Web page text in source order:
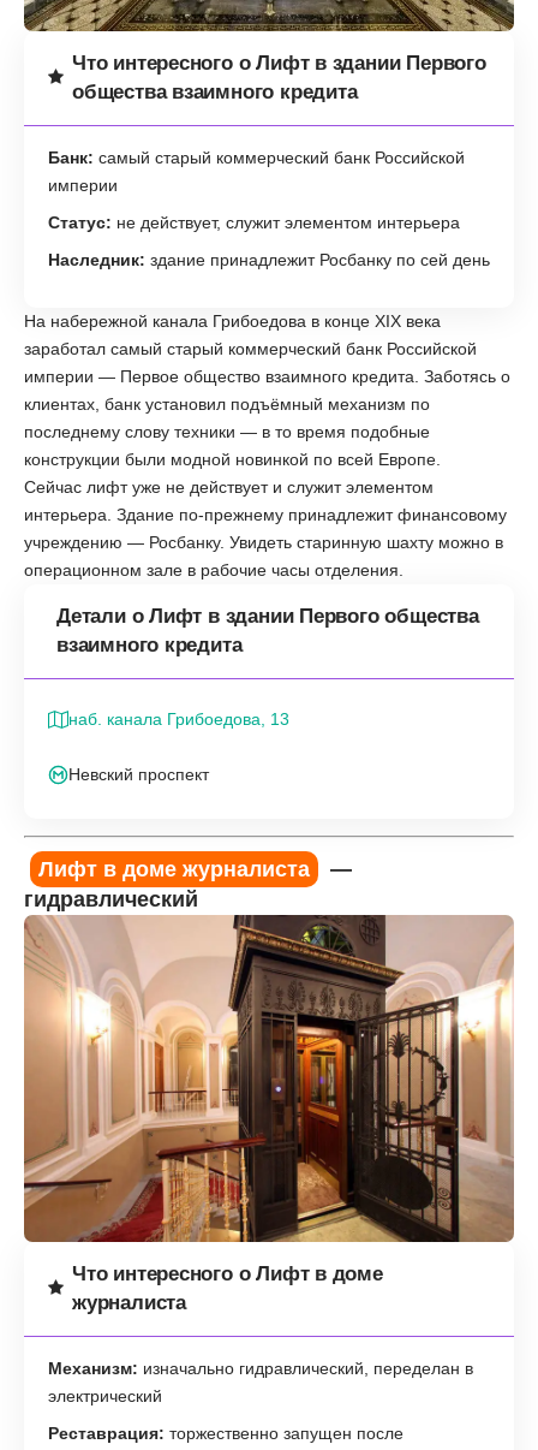
Что интересного о Лифт в здании Первого
общества взаимного кредита
Банк: самый старый коммерческий банк Российской
империи
Статус: не действует, служит элементом интерьера
Наследник: здание принадлежит Росбанку по сей день
На набережной канала Грибоедова в конце XIX века
заработал самый старый коммерческий банк Российской
империи — Первое общество взаимного кредита. Заботясь о
клиентах, банк установил подъёмный механизм по
последнему слову техники — в то время подобные
конструкции были модной новинкой по всей Европе.
Сейчас лифт уже не действует и служит элементом
интерьера. Здание по-прежнему принадлежит финансовому
учреждению — Росбанку. Увидеть старинную шахту можно в
операционном зале в рабочие часы отделения.
Детали о Лифт в здании Первого общества
взаимного кредита
наб. канала Грибоедова, 13
Невский проспект
Лифт в доме журналиста
—
гидравлический
Что интересного о Лифт в доме
журналиста
Механизм: изначально гидравлический, переделан в
электрический
Реставрация: торжественно запущен после